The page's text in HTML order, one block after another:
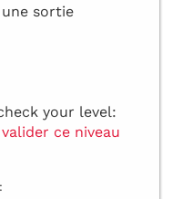
sortie
your level:
valider ce niveau